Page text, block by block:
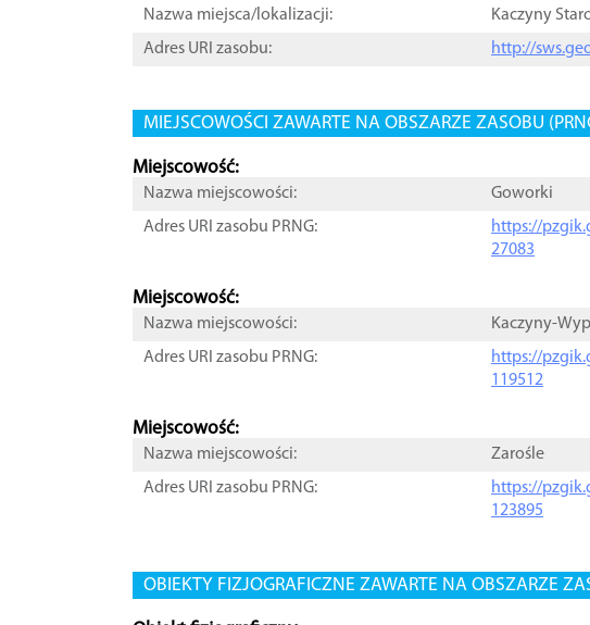
Nazwa miejsca/lokalizacji:
Kaczyny
Adres URI zasobu:
http://
MIEJSCOWOŚCI ZAWARTE NA OBSZARZE ZASOBU
Miejscowość:
Nazwa miejscowości:
Goworki
Adres URI zasobu PRNG:
https://
27083
Miejscowość:
Nazwa miejscowości:
Kaczyny-
Adres URI zasobu PRNG:
https://
119512
Miejscowość:
Nazwa miejscowości:
Zarośle
Adres URI zasobu PRNG:
https://
123895
OBIEKTY FIZJOGRAFICZNE ZAWARTE NA OBSZARZE